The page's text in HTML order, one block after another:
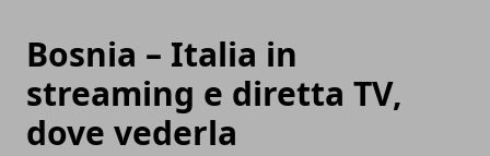
Bosnia – Italia in
streaming e diretta TV,
dove vederla